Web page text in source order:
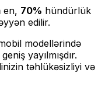
en, 70% hündürlük
edilir.
modellərində
yayılmışdır.
təhlükəsizliyi və